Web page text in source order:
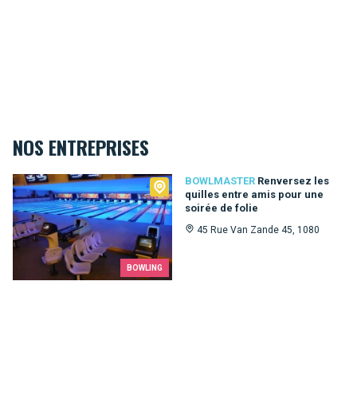
NOS ENTREPRISES
BOWLING
BOWLMASTER Renversez les
quilles entre amis pour une
soirée de folie
45 Rue Van Zande 45, 1080
Bowlmaster